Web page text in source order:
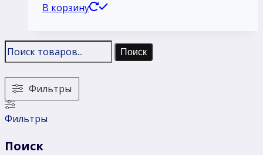
В корзину
Поиск
Фильтры
Фильтры
Поиск